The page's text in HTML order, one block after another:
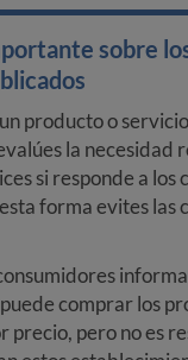
sobre
producto o
la necesidad
si responde a los
forma evites las
comprar los
precio, pero no es